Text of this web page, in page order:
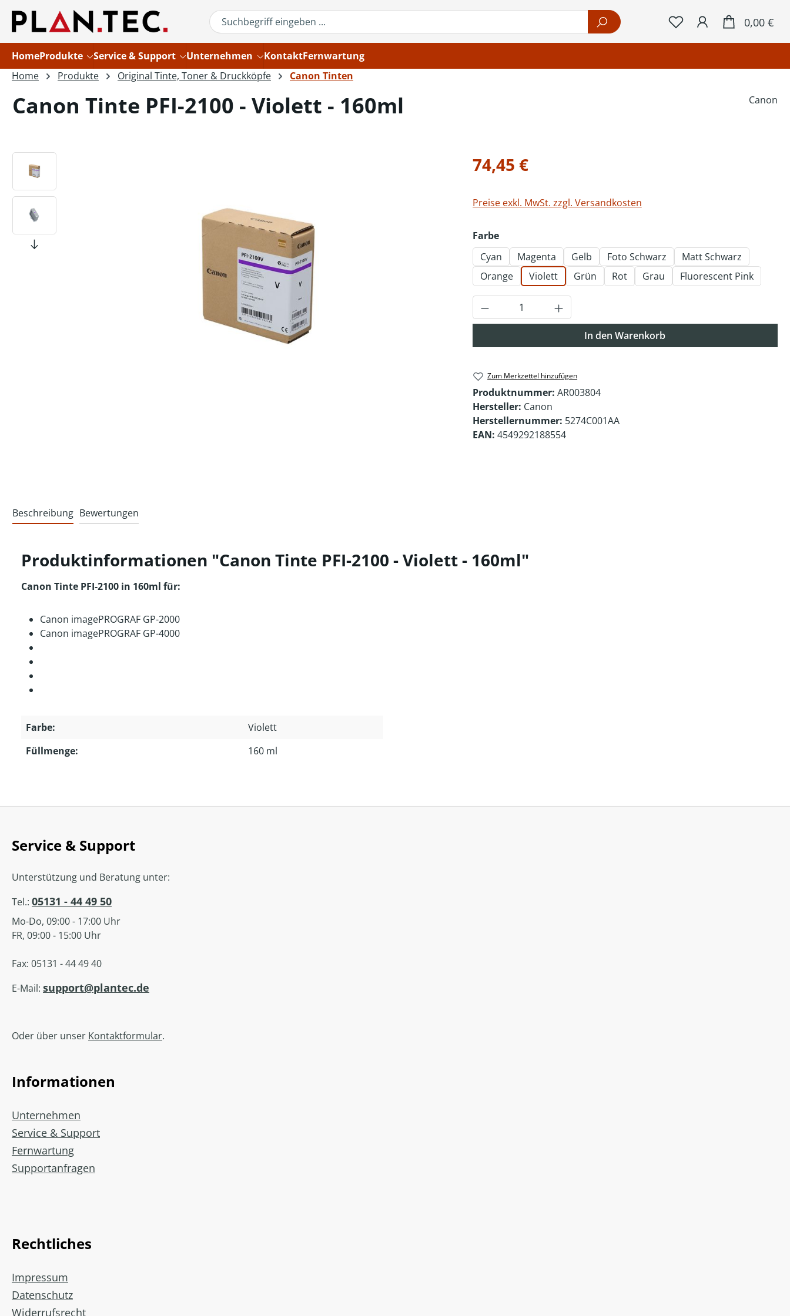
Hauptinhalt springen
Zur Suche springen
0,00 €
HomeProdukte Service & Support Unternehmen KontaktFernwartung
Home
Produkte Original Tinte, Toner & Druckköpfe Canon Tinten
Canon Tinte PFI-2100 - Violett - 160ml Canon
Regulärer Preis:
74,45 €
Preise exkl. MwSt. zzgl. Versandkosten
Farbeauswählen
Cyan
Magenta Gelb Foto Schwarz
Matt Schwarz
Orange
Violett Grün Rot Grau Fluorescent Pink
Produkt Anzahl: Gib den gewünschten Wert
In den Warenkorb
Zum Merkzettel hinzufügen
Produktnummer: AR003804
Hersteller: Canon
Herstellernummer: 5274C001AA
EAN: 4549292188554
Beschreibung Bewertungen
Produktinformationen "Canon Tinte PFI-2100 - Violett - 160ml"
Canon Tinte PFI-2100 in 160ml für:
Canon imagePROGRAF GP-2000
Canon imagePROGRAF GP-4000
Farbe:
Violett
Füllmenge:
160 ml
Service & Support
Unterstützung und Beratung unter:
Tel.: 05131 - 44 49 50
Mo-Do, 09:00 - 17:00 Uhr
FR, 09:00 - 15:00 Uhr
Fax: 05131 - 44 49 40
E-Mail: support@plantec.de
Oder über unser Kontaktformular.
Informationen
Unternehmen
Service & Support
Fernwartung
Supportanfragen
Rechtliches
Impressum
Datenschutz
Widerrufsrecht